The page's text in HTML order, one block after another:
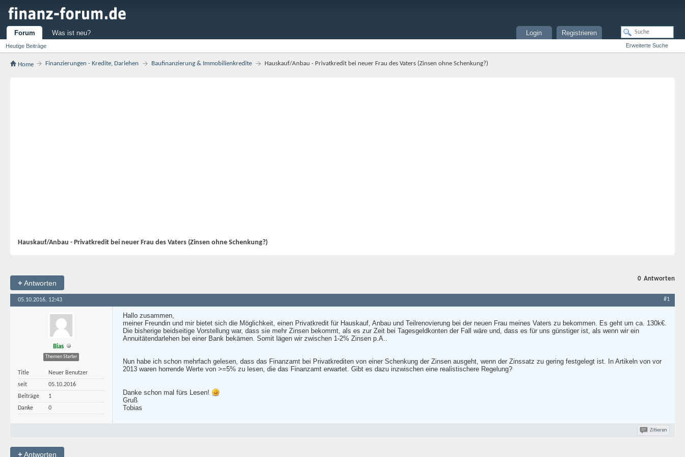
Forum
Heutige Beiträge
Was ist neu? Registrieren
Login
Erweiterte Suche
Home Finanzierungen - Kredite, Darlehen Baufinanzierung & Immobilienkredite Hauskauf/Anbau - Privatkredit bei neuer Frau des Vaters (Zinsen ohne Schenkung?)
Hauskauf/Anbau - Privatkredit bei neuer Frau des Vaters (Zinsen ohne Schenkung?)
+Antworten
0 Antworten
05.10.2016, 12:43 #1
Bias
Themen Starter
Title
Neuer Benutzer
seit
05.10.2016
Beiträge
1
Danke
0
Hallo zusammen,
meiner Freundin und mir bietet sich die Möglichkeit, einen Privatkredit für Hauskauf, Anbau und Teilrenovierung bei der neuen Frau meines Vaters zu bekommen. Es geht um ca. 130k€.
Die bisherige beidseitige Vorstellung war, dass sie mehr Zinsen bekommt, als es zur Zeit bei Tagesgeldkonten der Fall wäre und, dass es für uns günstiger ist, als wenn wir ein
Annuitätendarlehen bei einer Bank bekämen. Somit lägen wir zwischen 1-2% Zinsen p.A..
Nun habe ich schon mehrfach gelesen, dass das Finanzamt bei Privatkrediten von einer Schenkung der Zinsen ausgeht, wenn der Zinssatz zu gering festgelegt ist. In Artikeln von vor
2013 waren horrende Werte von >=5% zu lesen, die das Finanzamt erwartet. Gibt es dazu inzwischen eine realistischere Regelung?
Danke schon mal fürs Lesen!
Gruß
Tobias
Zitieren
+Antworten